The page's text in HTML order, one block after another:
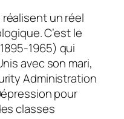
un réel
C’est le
1965) qui
avec son mari,
Administration
pour
classes